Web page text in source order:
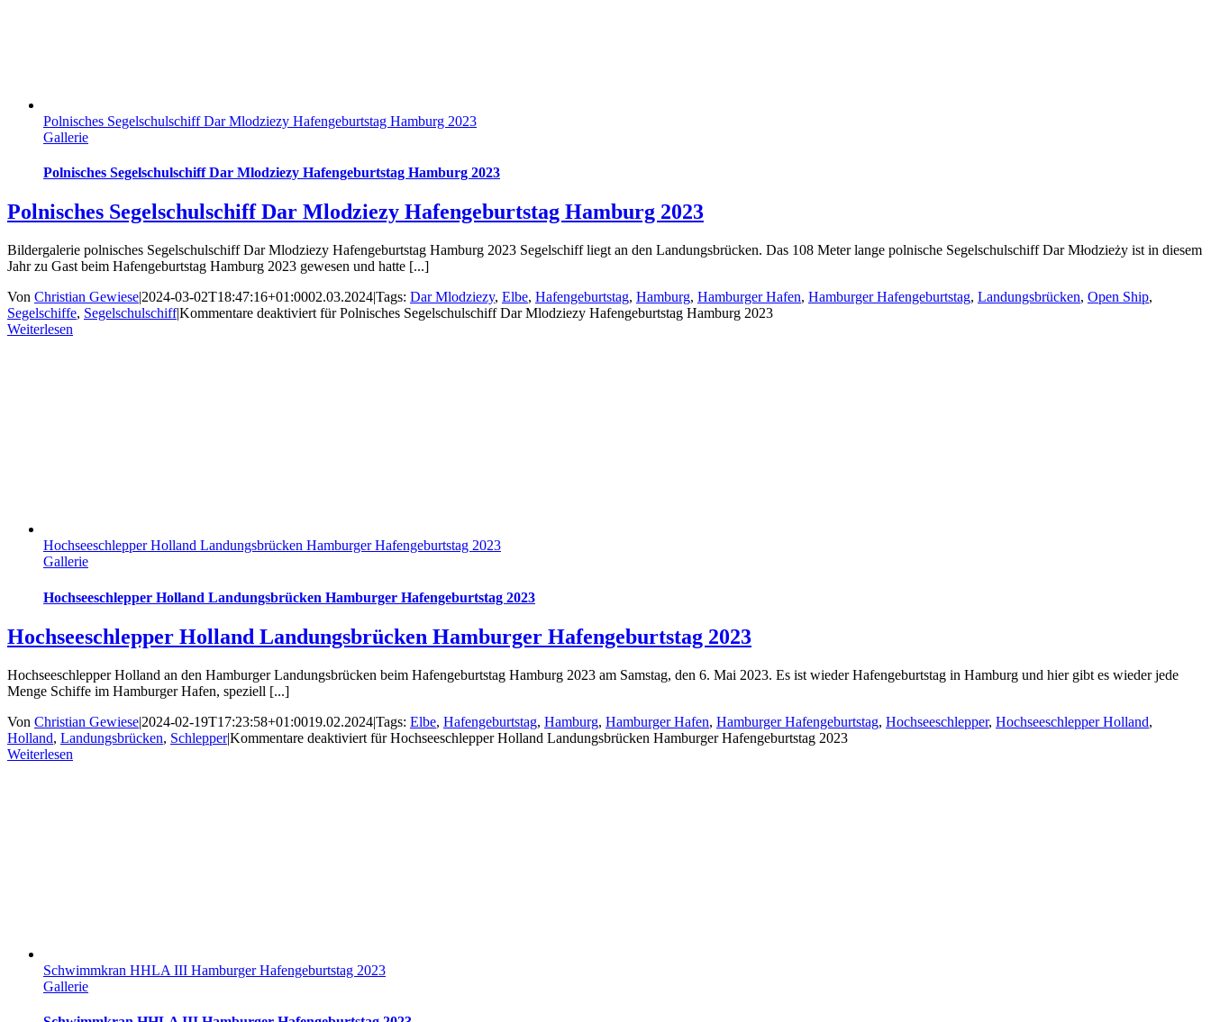
Polnisches Segelschulschiff Dar Mlodziezy Hafengeburtstag Hamburg 2023
Gallerie
Polnisches Segelschulschiff Dar Mlodziezy Hafengeburtstag Hamburg 2023
Polnisches Segelschulschiff Dar Mlodziezy Hafengeburtstag Hamburg 2023
Bildergalerie polnisches Segelschulschiff Dar Mlodziezy Hafengeburtstag Hamburg 2023 Segelschiff liegt an den Landungsbrücken. Das 108 Meter lange polnische Segelschulschiff Dar Młodzieży ist in diesem
Jahr zu Gast beim Hafengeburtstag Hamburg 2023 gewesen und hatte [...]
Von Christian Gewiese|2024-03-02T18:47:16+01:0002.03.2024|Tags: Dar Mlodziezy, Elbe, Hafengeburtstag, Hamburg, Hamburger Hafen, Hamburger Hafengeburtstag, Landungsbrücken, Open Ship,
Segelschiffe, Segelschulschiff|Kommentare deaktiviert für Polnisches Segelschulschiff Dar Mlodziezy Hafengeburtstag Hamburg 2023
Weiterlesen
Hochseeschlepper Holland Landungsbrücken Hamburger Hafengeburtstag 2023
Gallerie
Hochseeschlepper Holland Landungsbrücken Hamburger Hafengeburtstag 2023
Hochseeschlepper Holland Landungsbrücken Hamburger Hafengeburtstag 2023
Hochseeschlepper Holland an den Hamburger Landungsbrücken beim Hafengeburtstag Hamburg 2023 am Samstag, den 6. Mai 2023. Es ist wieder Hafengeburtstag in Hamburg und hier gibt es wieder jede
Menge Schiffe im Hamburger Hafen, speziell [...]
Von Christian Gewiese|2024-02-19T17:23:58+01:0019.02.2024|Tags: Elbe, Hafengeburtstag, Hamburg, Hamburger Hafen, Hamburger Hafengeburtstag, Hochseeschlepper, Hochseeschlepper Holland,
Holland, Landungsbrücken, Schlepper|Kommentare deaktiviert für Hochseeschlepper Holland Landungsbrücken Hamburger Hafengeburtstag 2023
Weiterlesen
Schwimmkran HHLA III Hamburger Hafengeburtstag 2023
Gallerie